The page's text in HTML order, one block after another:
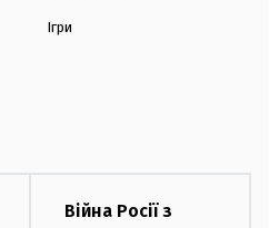
Ігри
Війна Росії з